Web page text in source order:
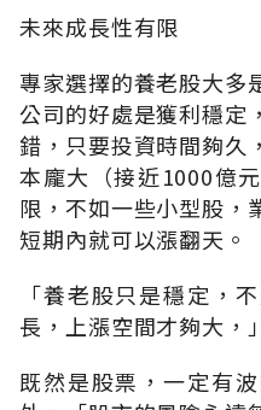
未來成長性有限
專家選擇的養老股大多
公司的好處是獲利穩定
錯，只要投資時間夠久
本龐大（接近1000億
限，不如一些小型股，
短期內就可以漲翻天。
「養老股只是穩定，
長，上漲空間才夠大，
既然是股票，一定有